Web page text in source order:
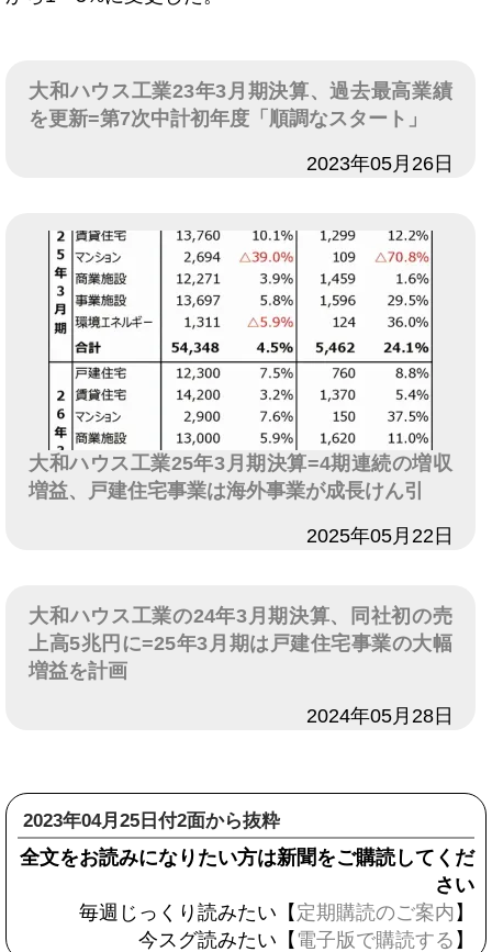
大和ハウス工業23年3月期決算、過去最高業績
を更新=第7次中計初年度「順調なスタート」
2023年05月26日
大和ハウス工業25年3月期決算=4期連続の増収
増益、戸建住宅事業は海外事業が成長けん引
2025年05月22日
大和ハウス工業の24年3月期決算、同社初の売
上高5兆円に=25年3月期は戸建住宅事業の大幅
増益を計画
2024年05月28日
2023年04月25日付2面から抜粋
全文をお読みになりたい方は新聞をご購読してくだ
さい
毎週じっくり読みたい【 定期購読のご案内 】
今スグ読みたい【 電子版で購読する 】